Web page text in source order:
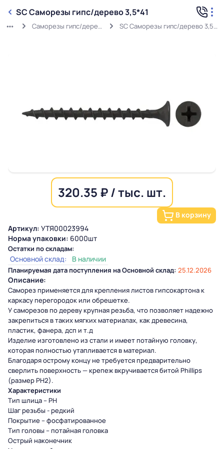
SC Саморезы гипс/дерево 3,5*41
Саморезы гипс/дерево SC Саморезы гипс/дерево 3,5*41
320.35 ₽ / тыс. шт.
В корзину
Артикул: УТЯ00023994
Норма упаковки: 6000шт
Остатки по складам:
Основной склад: В наличии
Планируемая дата поступления на Основной склад: 25.12.2026
Описание:
Саморез применяется для крепления листов гипсокартона к
каркасу перегородок или обрешетке.
У саморезов по дереву крупная резьба, что позволяет надежно
закрепиться в таких мягких материалах, как древесина,
пластик, фанера, дсп и т.д
Изделие изготовлено из стали и имеет потайную головку,
которая полностью утапливается в материал.
Благодаря острому концу не требуется предварительно
сверлить поверхность — крепеж вкручивается битой Phillips
(размер PH2).
Характеристики
Тип шлица – РН
Шаг резьбы - редкий
Покрытие – фосфатированное
Тип головы – потайная головка
Острый наконечник